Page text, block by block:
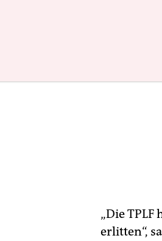
„Die
erlitten“,